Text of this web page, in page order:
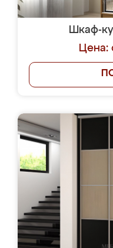
Шкаф-
Цена: